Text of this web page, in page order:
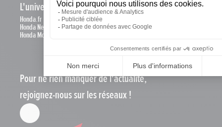
L'univers Honda
Honda.fr
Honda News
Honda Motos
Pour ne rien manquer de l'actualité,
rejoignez-nous sur les réseaux !